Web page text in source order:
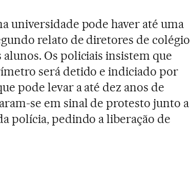
universidade pode haver até uma
relato de diretores de colégio
Os policiais insistem que
será detido e indiciado por
pode levar a até dez anos de
se em sinal de protesto junto a
polícia, pedindo a liberação de